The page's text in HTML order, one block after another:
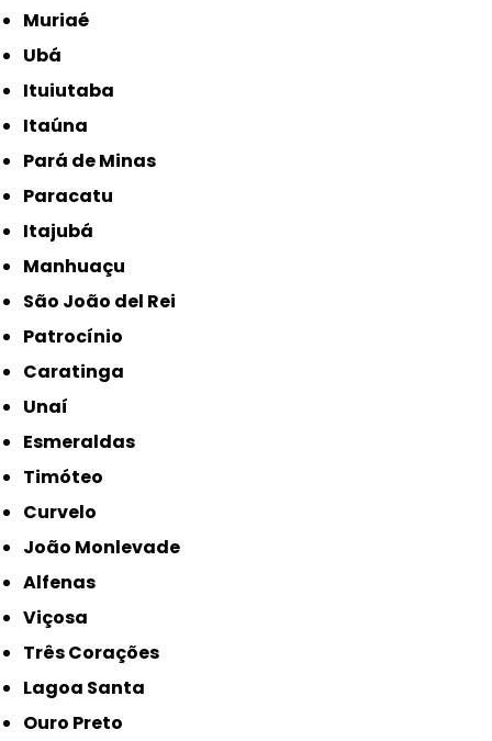
Muriaé
Ubá
Ituiutaba
Itaúna
Pará de Minas
Paracatu
Itajubá
Manhuaçu
São João del Rei
Patrocínio
Caratinga
Unaí
Esmeraldas
Timóteo
Curvelo
João Monlevade
Alfenas
Viçosa
Três Corações
Lagoa Santa
Ouro Preto